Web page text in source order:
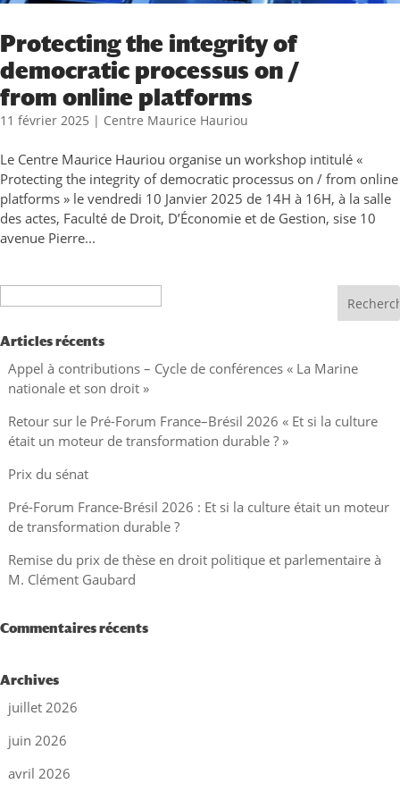
Protecting the integrity of
democratic processus on /
from online platforms
11 février 2025 | Centre Maurice Hauriou
Le Centre Maurice Hauriou organise un workshop intitulé «
Protecting the integrity of democratic processus on / from online
platforms » le vendredi 10 Janvier 2025 de 14H à 16H, à la salle
des actes, Faculté de Droit, D’Économie et de Gestion, sise 10
avenue Pierre...
Articles récents
Appel à contributions – Cycle de conférences « La Marine
nationale et son droit »
Retour sur le Pré-Forum France–Brésil 2026 « Et si la culture
était un moteur de transformation durable ? »
Prix du sénat
Pré-Forum France-Brésil 2026 : Et si la culture était un moteur
de transformation durable ?
Remise du prix de thèse en droit politique et parlementaire à
M. Clément Gaubard
Commentaires récents
Archives
juillet 2026
juin 2026
avril 2026